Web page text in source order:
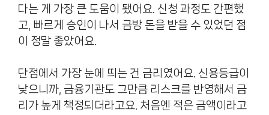
다는 게 가장 큰 도움이 됐어요. 신청 과정도 간편했
고, 빠르게 승인이 나서 금방 돈을 받을 수 있었던 점
이 정말 좋았어요.
단점에서 가장 눈에 띄는 건 금리였어요. 신용등급이
낮으니까, 금융기관도 그만큼 리스크를 반영해서 금
리가 높게 책정되더라고요. 처음엔 적은 금액이라고